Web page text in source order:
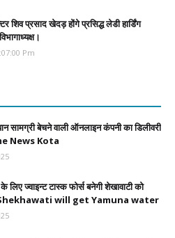
शिव प्रसाद खेदड़ होंगे प्रसिद्ध लेडी हार्डिंग
Pm
सामग्री बेचने वाली ऑनलाइन कंपनी का डिलीवरी
News Kota
ज्वाइन्ट टास्क फोर्स बनेगी शेखावाटी को
Shekhawati will get Yamuna water